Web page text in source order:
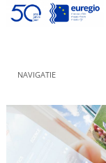
NAVIGATIE